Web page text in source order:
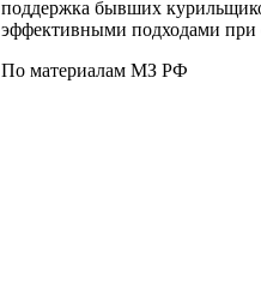
поддержка бывших
эффективными подходами при
По материалам МЗ РФ